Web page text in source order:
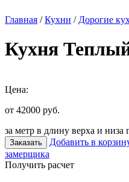
Главная /Кухни / Дорогие
Кухня
Цена:
от 42000 руб.
за метр в длину верха и низа
Заказать Добавить в
замерщика
Получить расчет